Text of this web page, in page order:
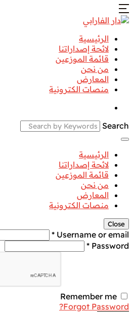
الرئيسية
لائحة إصداراتنا
قائمة الموزعين
من نحن
المعارض
منصات الكترونية
Search
الرئيسية
لائحة إصداراتنا
قائمة الموزعين
من نحن
المعارض
منصات الكترونية
Close
Username or email *
Password *
Remember me
Forgot Password?